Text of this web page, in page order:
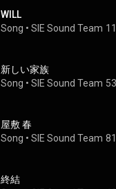
WILL
Song • SIE Sound Team
新しい家族
Song • SIE Sound Team
屋敷 春
Song • SIE Sound Team
終結